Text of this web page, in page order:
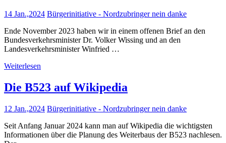
14 Jan.,2024 Bürgerinitiative - Nordzubringer nein danke
Ende November 2023 haben wir in einem offenen Brief an den
Bundesverkehrsminister Dr. Volker Wissing und an den
Landesverkehrsminister Winfried …
Weiterlesen
Die B523 auf Wikipedia
12 Jan.,2024 Bürgerinitiative - Nordzubringer nein danke
Seit Anfang Januar 2024 kann man auf Wikipedia die wichtigsten
Informationen über die Planung des Weiterbaus der B523 nachlesen.